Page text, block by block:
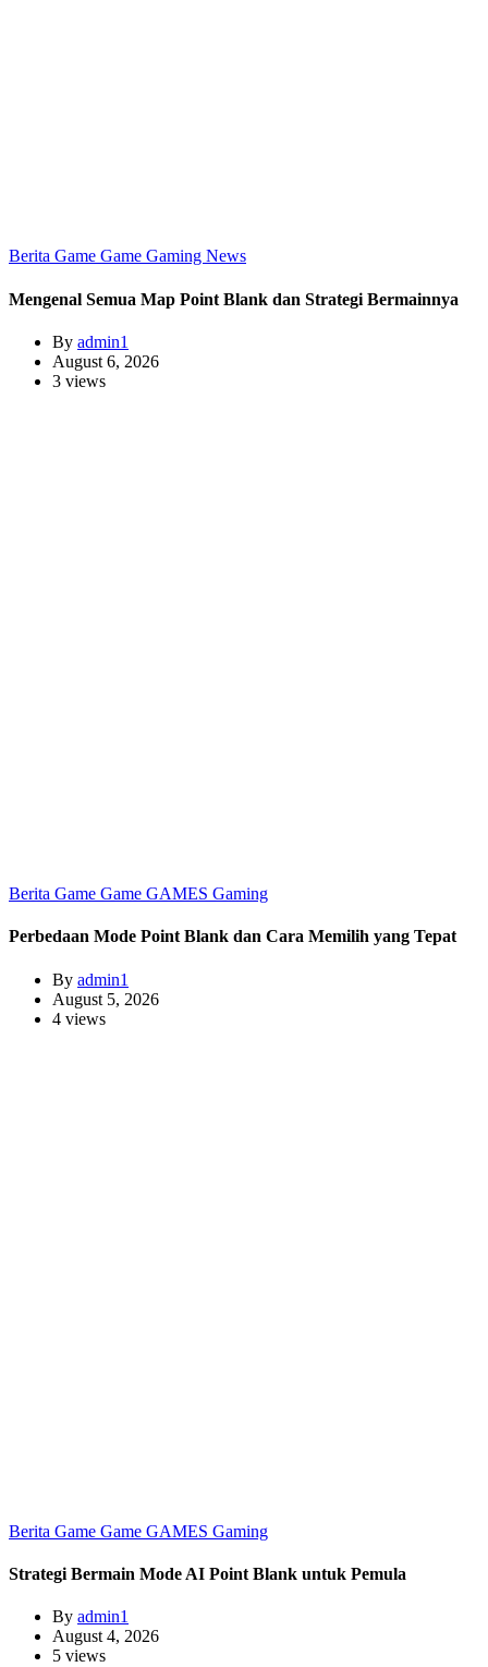
Berita Game Game Gaming News
Mengenal Semua Map Point Blank dan Strategi Bermainnya
By admin1
August 6, 2026
3 views
Berita Game Game GAMES Gaming
Perbedaan Mode Point Blank dan Cara Memilih yang Tepat
By admin1
August 5, 2026
4 views
Berita Game Game GAMES Gaming
Strategi Bermain Mode AI Point Blank untuk Pemula
By admin1
August 4, 2026
5 views